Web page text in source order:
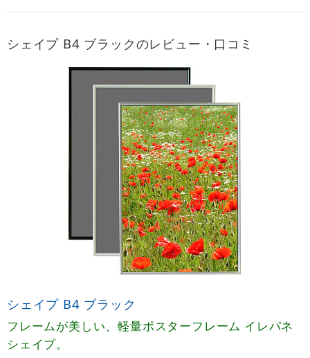
シェイプ B4 ブラックのレビュー・口コミ
シェイプ B4 ブラック
フレームが美しい、軽量ポスターフレーム イレパネ
シェイプ。